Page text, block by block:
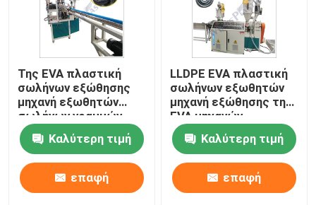
Της EVA πλαστική
σωλήνων εξώθησης
μηχανή εξωθητών
σωλήνων γραμμών
σπειροειδής άνεμος
καθαρότερη
Καλύτερη τιμή
επαφή
LLDPE EVA πλαστική
σωλήνων εξωθητών
μηχανή εξώθησης της
EVA μηχανών
εύκαμπτη
Καλύτερη τιμή
επαφή